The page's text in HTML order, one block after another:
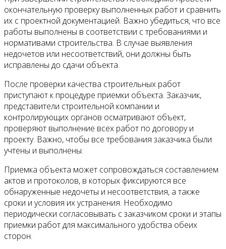
окончательную проверку выполненных работ и сравнить
их с проектной документацией. Важно убедиться, что все
работы выполнены в соответствии с требованиями и
нормативами строительства. В случае выявления
недочетов или несоответствий, они должны быть
исправлены до сдачи объекта.
После проверки качества строительных работ
приступают к процедуре приемки объекта. Заказчик,
представители строительной компании и
контролирующих органов осматривают объект,
проверяют выполнение всех работ по договору и
проекту. Важно, чтобы все требования заказчика были
учтены и выполнены.
Приемка объекта может сопровождаться составлением
актов и протоколов, в которых фиксируются все
обнаруженные недочеты и несоответствия, а также
сроки и условия их устранения. Необходимо
периодически согласовывать с заказчиком сроки и этапы
приемки работ для максимального удобства обеих
сторон.